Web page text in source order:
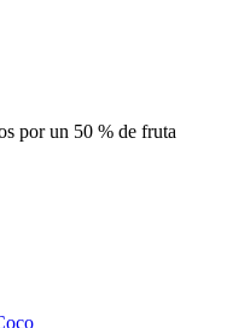
por un 50 % de fruta